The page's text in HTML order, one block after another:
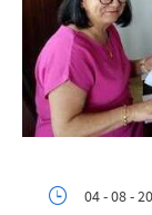
04 - 08 -